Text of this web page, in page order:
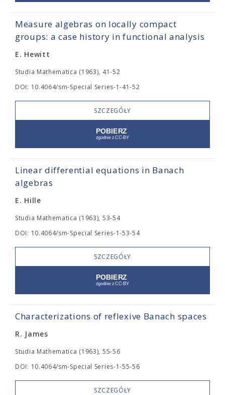
Measure algebras on locally compact
groups: a case history in functional analysis
E. Hewitt
Studia Mathematica (1963), 41-52
DOI: 10.4064/sm-Special Series-1-41-52
SZCZEGÓŁY
Linear differential equations in Banach
algebras
E. Hille
Studia Mathematica (1963), 53-54
DOI: 10.4064/sm-Special Series-1-53-54
SZCZEGÓŁY
Characterizations of reflexive Banach spaces
R. James
Studia Mathematica (1963), 55-56
DOI: 10.4064/sm-Special Series-1-55-56
SZCZEGÓŁY